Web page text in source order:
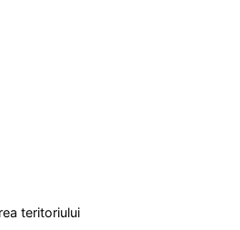
teritoriului